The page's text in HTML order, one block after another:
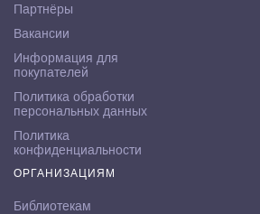
Партнёры
Вакансии
Информация для
покупателей
Политика обработки
персональных данных
Политика
конфиденциальности
ОРГАНИЗАЦИЯМ
Библиотекам